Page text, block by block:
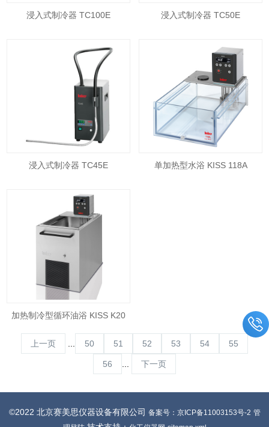
浸入式制冷器 TC100E 浸入式制冷器 TC50E
浸入式制冷器 TC45E 单加热型水浴 KISS 118A
加热制冷型循环油浴 KISS K20
上一页 50 51 52 53 54 55
56 下一页
©2022 北京赛美思仪器设备有限公司 备案号：京ICP备11003153号-2 管